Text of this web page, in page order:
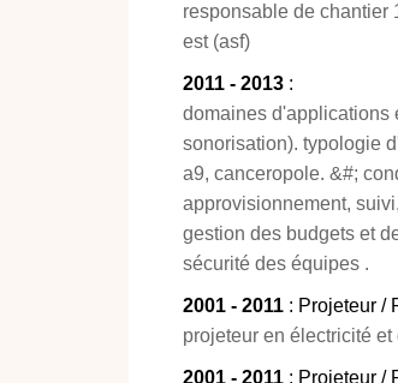
responsable de chantier
est (asf)
2011 - 2013 :
domaines d'applications
sonorisation). typologie
a9, canceropole. &#;
approvisionnement,
gestion des budgets et
sécurité des équipes .
2001 - 2011 : Projeteur /
projeteur en électricité
2001 - 2011 : Projeteur /